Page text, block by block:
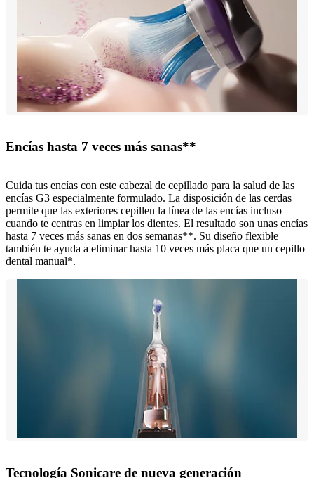
Encías hasta 7 veces más sanas**
Cuida tus encías con este cabezal de cepillado para la salud de las
encías G3 especialmente formulado. La disposición de las cerdas
permite que las exteriores cepillen la línea de las encías incluso
cuando te centras en limpiar los dientes. El resultado son unas encías
hasta 7 veces más sanas en dos semanas**. Su diseño flexible
también te ayuda a eliminar hasta 10 veces más placa que un cepillo
dental manual*.
Tecnología Sonicare de nueva generación